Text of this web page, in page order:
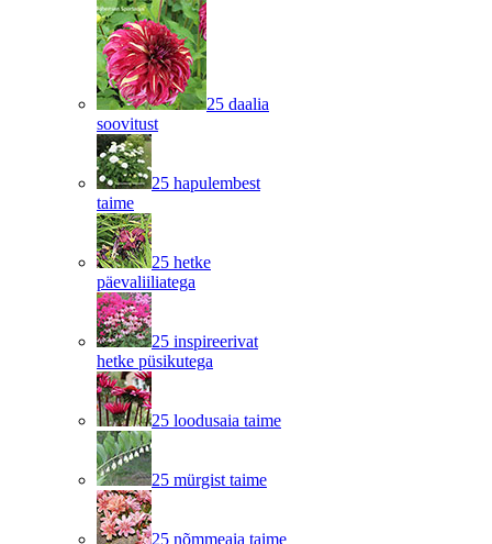
25 daalia
soovitust
25 hapulembest
taime
25 hetke
päevaliiliatega
25 inspireerivat
hetke püsikutega
25 loodusaia taime
25 mürgist taime
25 nõmmeaia taime